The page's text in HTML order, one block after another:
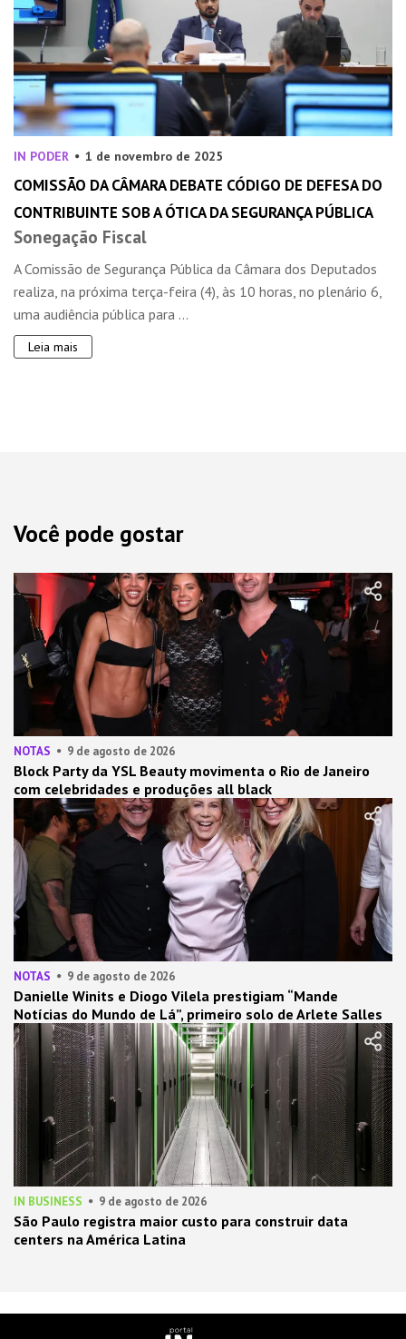
IN PODER 1 de novembro de 2025
COMISSÃO DA CÂMARA DEBATE CÓDIGO DE DEFESA DO
CONTRIBUINTE SOB A ÓTICA DA SEGURANÇA PÚBLICA
Sonegação Fiscal
A Comissão de Segurança Pública da Câmara dos Deputados
realiza, na próxima terça-feira (4), às 10 horas, no plenário 6,
uma audiência pública para ...
Leia mais
Você pode gostar
NOTAS 9 de agosto de 2026
Block Party da YSL Beauty movimenta o Rio de Janeiro
com celebridades e produções all black
NOTAS 9 de agosto de 2026
Danielle Winits e Diogo Vilela prestigiam “Mande
Notícias do Mundo de Lá”, primeiro solo de Arlete Salles
IN BUSINESS 9 de agosto de 2026
São Paulo registra maior custo para construir data
centers na América Latina